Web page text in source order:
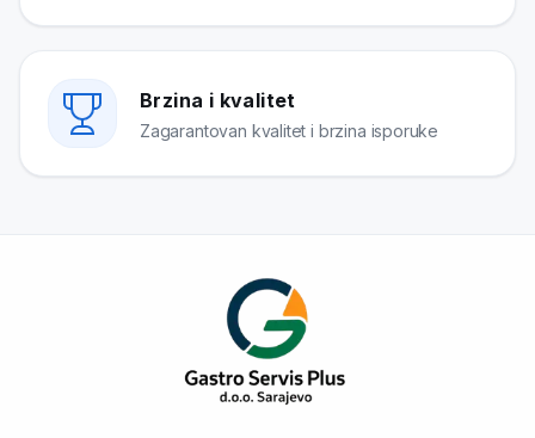
Brzina i kvalitet
Zagarantovan kvalitet i brzina isporuke